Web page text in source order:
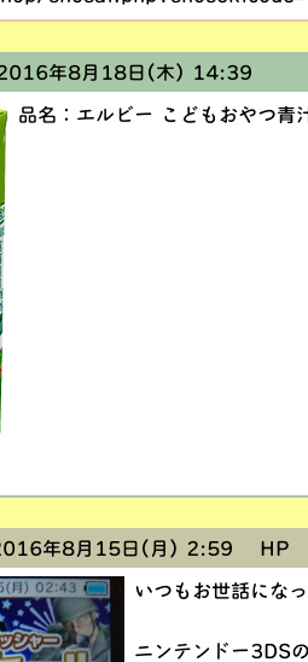
年8月18日(木) 14:39
品名：エルビー こどもおやつ青
年8月15日(月) 2:59 HP
いつもお世話にな
ニンテンドー3DS